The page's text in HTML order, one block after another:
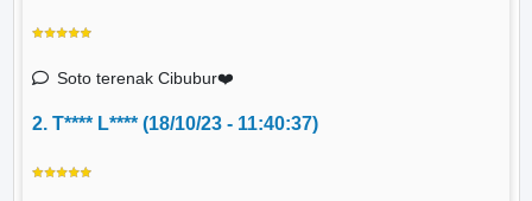
Soto terenak Cibubur❤️
2. T**** L**** (18/10/23 - 11:40:37)